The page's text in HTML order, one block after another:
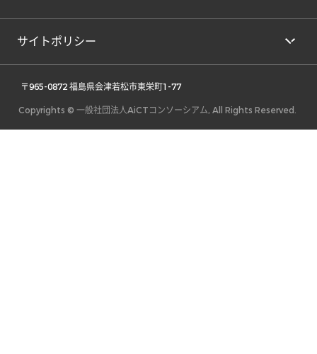
サイトポリシー
〒965-0872 福島県会津若松市東栄町1-77
Copyrights © 一般社団法人AiCTコンソーシアム, All Rights Reserved.